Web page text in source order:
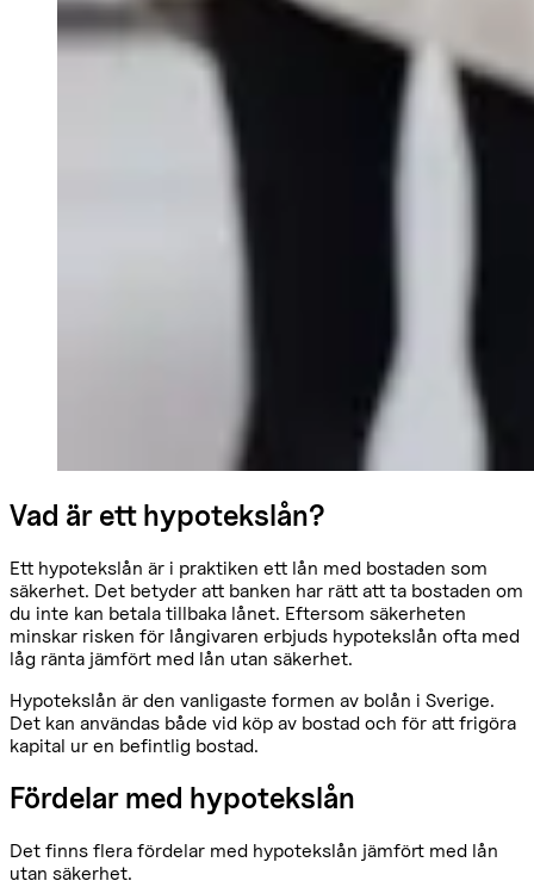
Vad är ett hypotekslån?
Ett hypotekslån är i praktiken ett lån med bostaden som
säkerhet. Det betyder att banken har rätt att ta bostaden om
du inte kan betala tillbaka lånet. Eftersom säkerheten
minskar risken för långivaren erbjuds hypotekslån ofta med
låg ränta jämfört med lån utan säkerhet.
Hypotekslån är den vanligaste formen av bolån i Sverige.
Det kan användas både vid köp av bostad och för att frigöra
kapital ur en befintlig bostad.
Fördelar med hypotekslån
Det finns flera fördelar med hypotekslån jämfört med lån
utan säkerhet.